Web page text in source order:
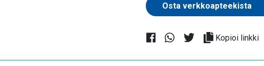
Kopioi linkki